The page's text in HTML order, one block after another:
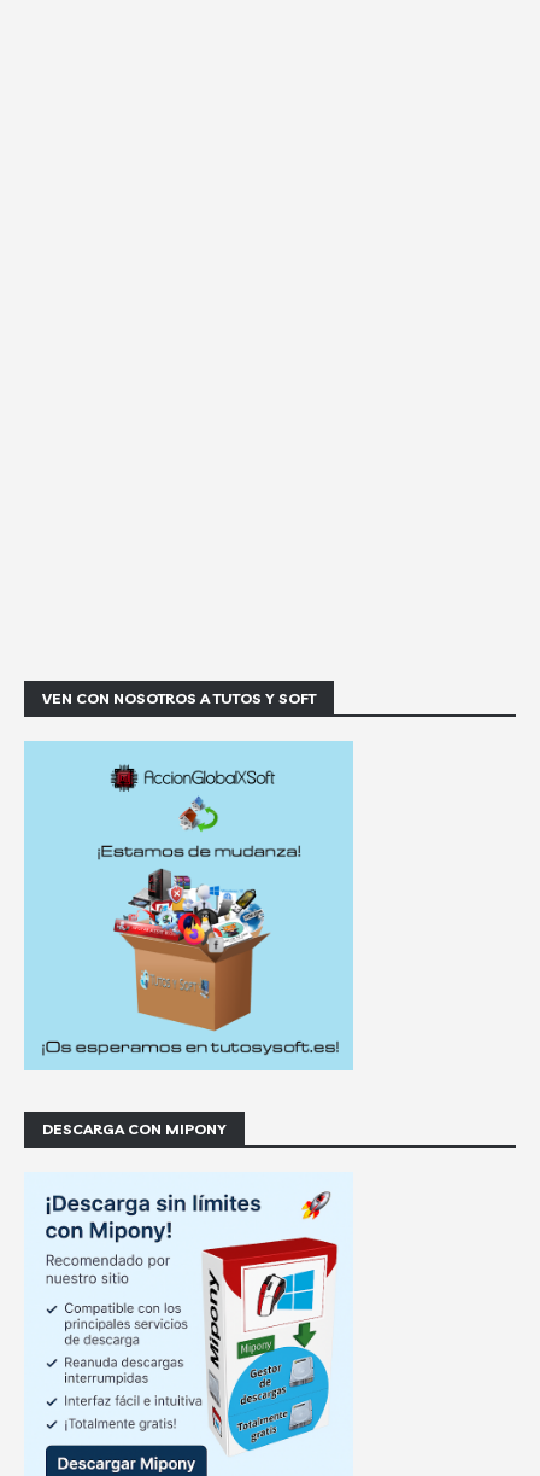
VEN CON NOSOTROS A TUTOS Y SOFT
DESCARGA CON MIPONY